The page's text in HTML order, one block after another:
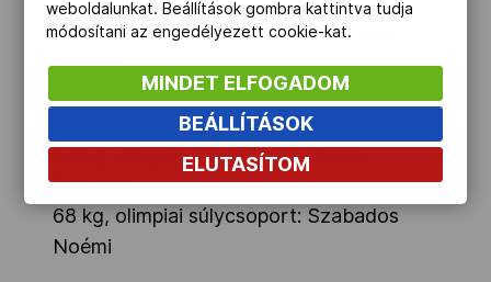
57 kg, olimpiai súlycsoport: Galambos
Ramóna
2023. szeptember 20. (szerda):
53 kg, olimpiai súlycsoport: Orsós
Sztálvira
68 kg, olimpiai súlycsoport: Szabados
Noémi
weboldalunkat. Beállítások gombra kattintva tudja
módosítani az engedélyezett cookie-kat.
MINDET ELFOGADOM
BEÁLLÍTÁSOK
ELUTASÍTOM